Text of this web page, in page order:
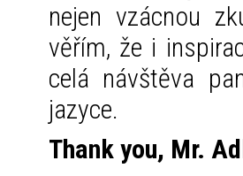
nejen vzácnou
věřím, že i
celá návštěva
jazyce.
Thank you, Mr.